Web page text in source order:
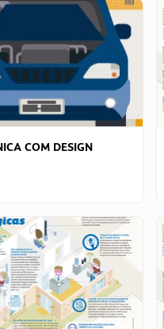
COM DESIGN